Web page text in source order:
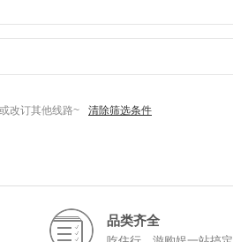
改订其他线路~ 清除筛选条件
品类齐全